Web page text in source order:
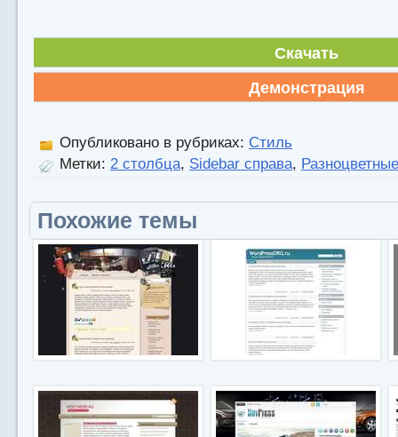
Скачать
Демонстрация
Опубликовано в рубриках: Стиль
Метки: 2 столбца, Sidebar справа, Разноцветные
Похожие темы